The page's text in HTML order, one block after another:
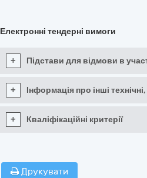
Електронні тендерні вимоги
+ Підстави для відмови в
+ Інформація про інші
+ Кваліфікаційні критерії
Друкувати